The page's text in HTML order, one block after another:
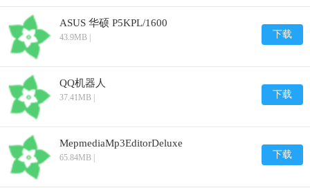
ASUS 华硕 P5KPL/1600
43.9MB | 下载
QQ机器人
37.41MB | 下载
MepmediaMp3EditorDeluxe
65.84MB | 下载